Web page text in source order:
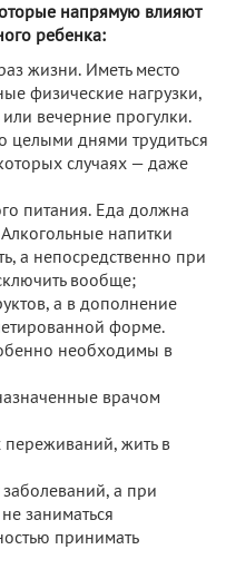
напрямую влияют
ребенка:
жизни. Иметь место
физические нагрузки,
вечерние прогулки.
целыми днями трудиться
случаях — даже
питания. Еда должна
напитки
а непосредственно при
вообще;
а в дополнение
форме.
необходимы в
врачом
переживаний, жить в
заболеваний, а при
заниматься
принимать